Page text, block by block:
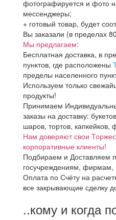
фотографируется и фото
мессенджеры;
+ готовый товар, будет
Вы заказали (в пределах
Мы предлагаем:
Бесплатная доставка, в
пунктов, где расположены
пределы населенного
Используем только
продукты!
Принимаем
заказы на доставку:
шаров, тортов, капкейков,
Нам доверяют свои
корпоративные клиенты!
Подбираем и Доставляем
госучреждениям, фирмам,
Оплата по Счёту на
все закрывающие сделку
..кому и когда